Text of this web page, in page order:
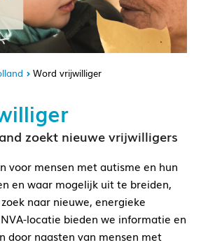
Word vrijwilliger
zoekt nieuwe vrijwilligers
voor mensen met autisme en hun
en waar mogelijk uit te breiden,
naar nieuwe, energieke
locatie bieden we informatie en
door naasten van mensen met